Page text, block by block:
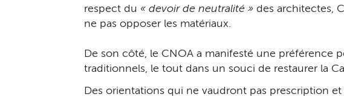
respect du « devoir de neutralité » des architectes,
ne pas opposer les matériaux.
De son côté, le CNOA a manifesté une préférence
traditionnels, le tout dans un souci de restaurer la
Des orientations qui ne vaudront pas prescription